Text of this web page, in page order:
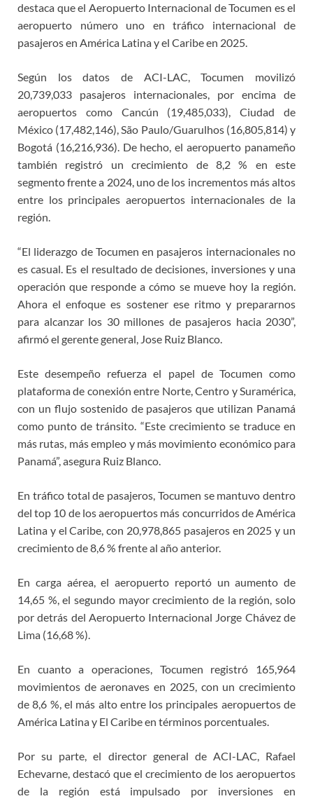
destaca que el Aeropuerto Internacional de Tocumen es el
aeropuerto número uno en tráfico internacional de
pasajeros en América Latina y el Caribe en 2025.
Según los datos de ACI-LAC, Tocumen movilizó
20,739,033 pasajeros internacionales, por encima de
aeropuertos como Cancún (19,485,033), Ciudad de
México (17,482,146), São Paulo/Guarulhos (16,805,814) y
Bogotá (16,216,936). De hecho, el aeropuerto panameño
también registró un crecimiento de 8,2 % en este
segmento frente a 2024, uno de los incrementos más altos
entre los principales aeropuertos internacionales de la
región.
“El liderazgo de Tocumen en pasajeros internacionales no
es casual. Es el resultado de decisiones, inversiones y una
operación que responde a cómo se mueve hoy la región.
Ahora el enfoque es sostener ese ritmo y prepararnos
para alcanzar los 30 millones de pasajeros hacia 2030”,
afirmó el gerente general, Jose Ruiz Blanco.
Este desempeño refuerza el papel de Tocumen como
plataforma de conexión entre Norte, Centro y Suramérica,
con un flujo sostenido de pasajeros que utilizan Panamá
como punto de tránsito. “Este crecimiento se traduce en
más rutas, más empleo y más movimiento económico para
Panamá”, asegura Ruiz Blanco.
En tráfico total de pasajeros, Tocumen se mantuvo dentro
del top 10 de los aeropuertos más concurridos de América
Latina y el Caribe, con 20,978,865 pasajeros en 2025 y un
crecimiento de 8,6 % frente al año anterior.
En carga aérea, el aeropuerto reportó un aumento de
14,65 %, el segundo mayor crecimiento de la región, solo
por detrás del Aeropuerto Internacional Jorge Chávez de
Lima (16,68 %).
En cuanto a operaciones, Tocumen registró 165,964
movimientos de aeronaves en 2025, con un crecimiento
de 8,6 %, el más alto entre los principales aeropuertos de
América Latina y El Caribe en términos porcentuales.
Por su parte, el director general de ACI-LAC, Rafael
Echevarne, destacó que el crecimiento de los aeropuertos
de la región está impulsado por inversiones en